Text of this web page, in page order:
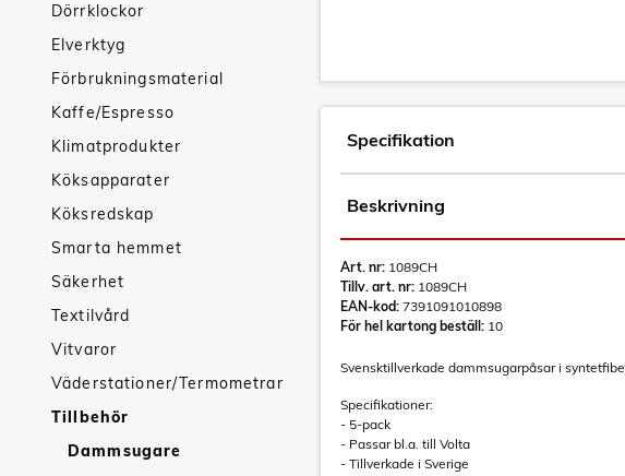
Dörrklockor
Elverktyg
Förbrukningsmaterial
Kaffe/Espresso
Klimatprodukter
Köksapparater
Köksredskap
Smarta hemmet
Säkerhet
Textilvård
Vitvaror
Väderstationer/Termometrar
Tillbehör
Dammsugare
Specifikation
Beskrivning
Art. nr: 1089CH
Tillv. art. nr: 1089CH
EAN-kod: 7391091010898
För hel kartong beställ: 10
Svensktillverkade dammsugarpåsar i
Specifikationer:
- 5-pack
- Passar bl.a. till Volta
- Tillverkade i Sverige